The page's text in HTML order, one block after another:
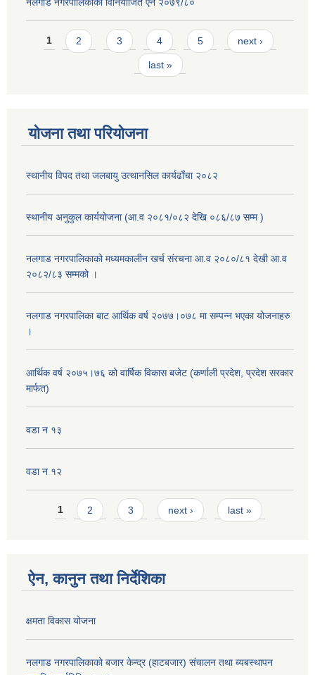
Pages
1 2 3 4 5 next ›
last »
योजना तथा परियोजना
स्थानीय विपद तथा जलबायु उत्थानसिल कार्यढाँचा २०८२
स्थानीय अनुकुल कार्ययोजना (आ.व २०८१/०८२ देखि ०८६/८७ सम्म )
नलगाड नगरपालिकाको मध्यमकालीन खर्च संरचना आ.व २०८०/८१ देखी आ.व
२०८२/८३ सम्मको ।
नलगाड नगरपालिका बाट आर्थिक वर्ष २०७७।०७८ मा सम्पन्न भएका योजनाहरु
।
आर्थिक वर्ष २०७५।७६ को वार्षिक विकास बजेट (कर्णाली प्रदेश, प्रदेश सरकार
मार्फत)
वडा न १३
वडा न १२
Pages
1 2 3 next › last »
ऐन, कानुन तथा निर्देशिका
क्षमता विकास योजना
नलगाड नगरपालिकाको बजार केन्द्र (हाटबजार) संचालन तथा ब्यबस्थापन